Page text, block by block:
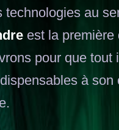
technologies au
est la première
pour que tout
à